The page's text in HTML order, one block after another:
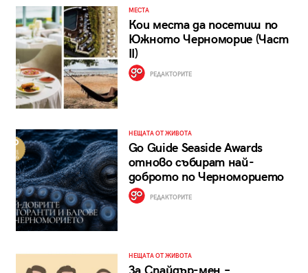
МЕСТА
Кои места да посетиш по
Южното Черноморие (Част
II)
РЕДАКТОРИТЕ
НЕЩАТА ОТ ЖИВОТА
Go Guide Seaside Awards
отново събират най-
доброто по Черноморието
РЕДАКТОРИТЕ
НЕЩАТА ОТ ЖИВОТА